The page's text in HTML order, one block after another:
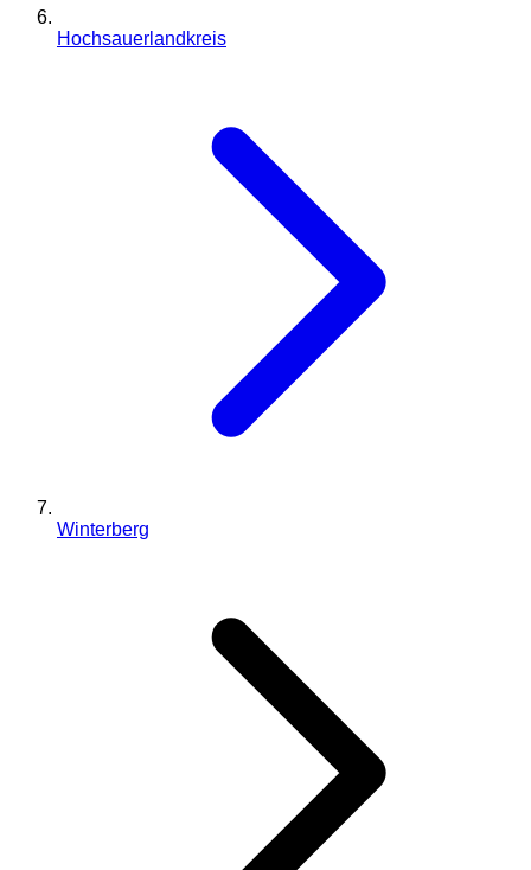
Hochsauerlandkreis
Winterberg